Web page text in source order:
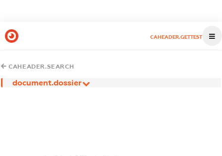
CAHEADER.GETTEST
CAHEADER.SEARCH
document.dossier